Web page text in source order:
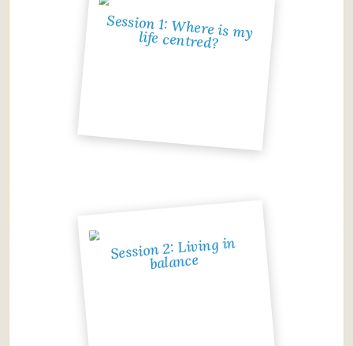
Session 1: Where is my
life centred?
Session 2: Living in
balance